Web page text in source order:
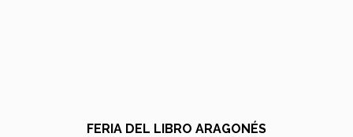
FERIA DEL LIBRO ARAGONÉS